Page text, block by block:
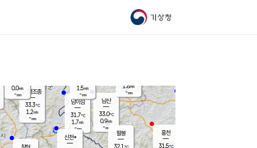
기상청
남이섬
31.7℃
1.7m/s
-mm
남산
33.0℃
0.9m/s
-mm
팔봉
32.1℃
1.5m/s
-mm
가평조종
33.3℃
1.2m/s
-mm
신천*
0.0m/s
-mm
홍천
31.5℃
1.8m/s
-mm